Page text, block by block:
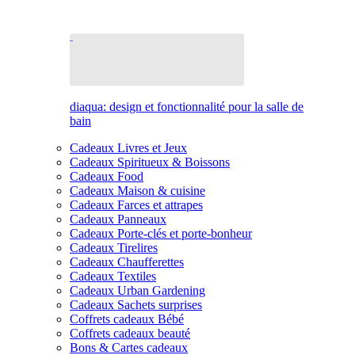
diaqua: design et fonctionnalité pour la salle de
bain
Cadeaux Livres et Jeux
Cadeaux Spiritueux & Boissons
Cadeaux Food
Cadeaux Maison & cuisine
Cadeaux Farces et attrapes
Cadeaux Panneaux
Cadeaux Porte-clés et porte-bonheur
Cadeaux Tirelires
Cadeaux Chaufferettes
Cadeaux Textiles
Cadeaux Urban Gardening
Cadeaux Sachets surprises
Coffrets cadeaux Bébé
Coffrets cadeaux beauté
Bons & Cartes cadeaux